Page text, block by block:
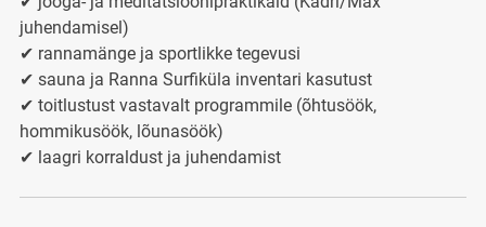
juhendamisel)
✔ rannamänge ja sportlikke tegevusi
✔ sauna ja Ranna Surfiküla inventari kasutust
✔ toitlustust vastavalt programmile (õhtusöök,
hommikusöök, lõunasöök)
✔ laagri korraldust ja juhendamist